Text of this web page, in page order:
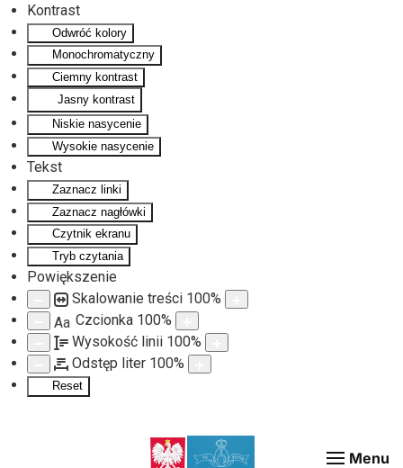
Kontrast
Odwróć kolory
Monochromatyczny
Ciemny kontrast
Jasny kontrast
Niskie nasycenie
Wysokie nasycenie
Tekst
Zaznacz linki
Zaznacz nagłówki
Czytnik ekranu
Tryb czytania
Powiększenie
Skalowanie treści 100%
Aa Czcionka 100%
Wysokość linii 100%
Odstęp liter 100%
Reset
Menu